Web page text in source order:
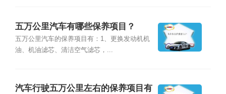
五万公里汽车有哪些保养项目？
五万公里汽车的保养项目有：1、更换发动机机
油、机油滤芯、清洁空气滤芯，...
汽车行驶五万公里左右的保养项目有